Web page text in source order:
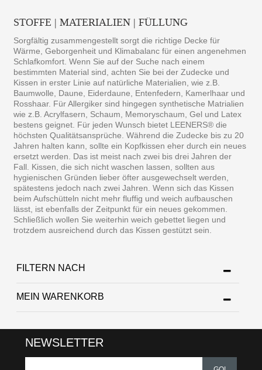
STOFFE | MATERIALIEN | FÜLLUNG
Sorgfältig zusammengestellt sorgt die richtige Decke für
Wärme, Geborgenheit und Klimabalanc für einen angenehmen
Schlafkomfort. Wenn Sie auf der Suche nach einem
bestimmten Material sind, achten Sie bei der Zudecke und
Kissen in erster Linie auf natürliche Materialien, wie z.B.
Baumwolle, Daune, Eiderdaune, Entenfedern, Kamerlhaar und
Rosshaar. Für Allergiker sind hingegen synthetische Matrialien
wie z.B. Acrylfasern, Schaum, Memoryschaum, Gel und Latex
bestens geignet. Für jeden Wunsch bietet LEENERS® die
höchsten Qualitätsansprüche. Während die Zudecke bis zu 20
Jahren halten kann, sollte ein Kopfkissen eher durch ein neues
ersetzt werden. Das ist meist nach zwei bis drei Jahren der
Fall. Kissen, die sich nicht waschen lassen, sollten aus
hygienischen Gründen lieber öfter ausgewechselt werden,
spätestens jedoch nach zwei Jahren. Wenn sich das Kissen
beim Aufschütteln nicht mehr fluffig und weich aufbauschen
lässt, ist ebenfalls der Zeitpunkt für ein neues gekommen.
Schließlich wollen Sie weiterhin weich gebettet liegen und
trotzdem ausreichend durch das Kissen gestützt sein.
FILTERN NACH
MEIN WARENKORB
NEWSLETTER